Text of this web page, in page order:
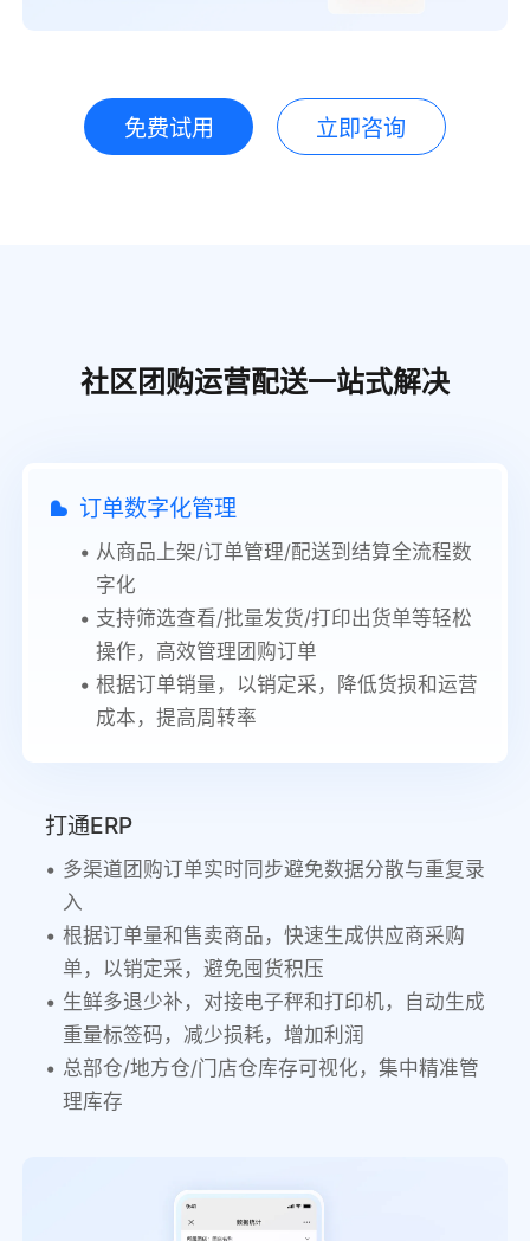
免费试用 立即咨询
社区团购运营配送一站式解决
订单数字化管理
从商品上架/订单管理/配送到结算全流程数
字化
支持筛选查看/批量发货/打印出货单等轻松
操作，高效管理团购订单
根据订单销量，以销定采，降低货损和运营
成本，提高周转率
打通ERP
多渠道团购订单实时同步避免数据分散与重复录
入
根据订单量和售卖商品，快速生成供应商采购
单，以销定采，避免囤货积压
生鲜多退少补，对接电子秤和打印机，自动生成
重量标签码，减少损耗，增加利润
总部仓/地方仓/门店仓库存可视化，集中精准管
理库存